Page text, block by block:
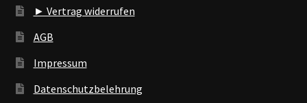
► Vertrag widerrufen
AGB
Impressum
Datenschutzbelehrung